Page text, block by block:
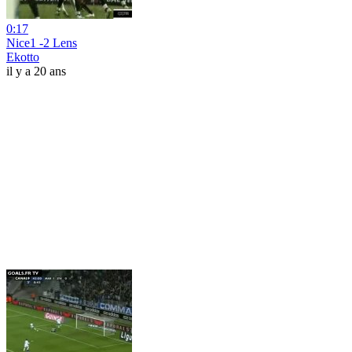
0:17
Nice1 -2 Lens
Ekotto
il y a 20 ans